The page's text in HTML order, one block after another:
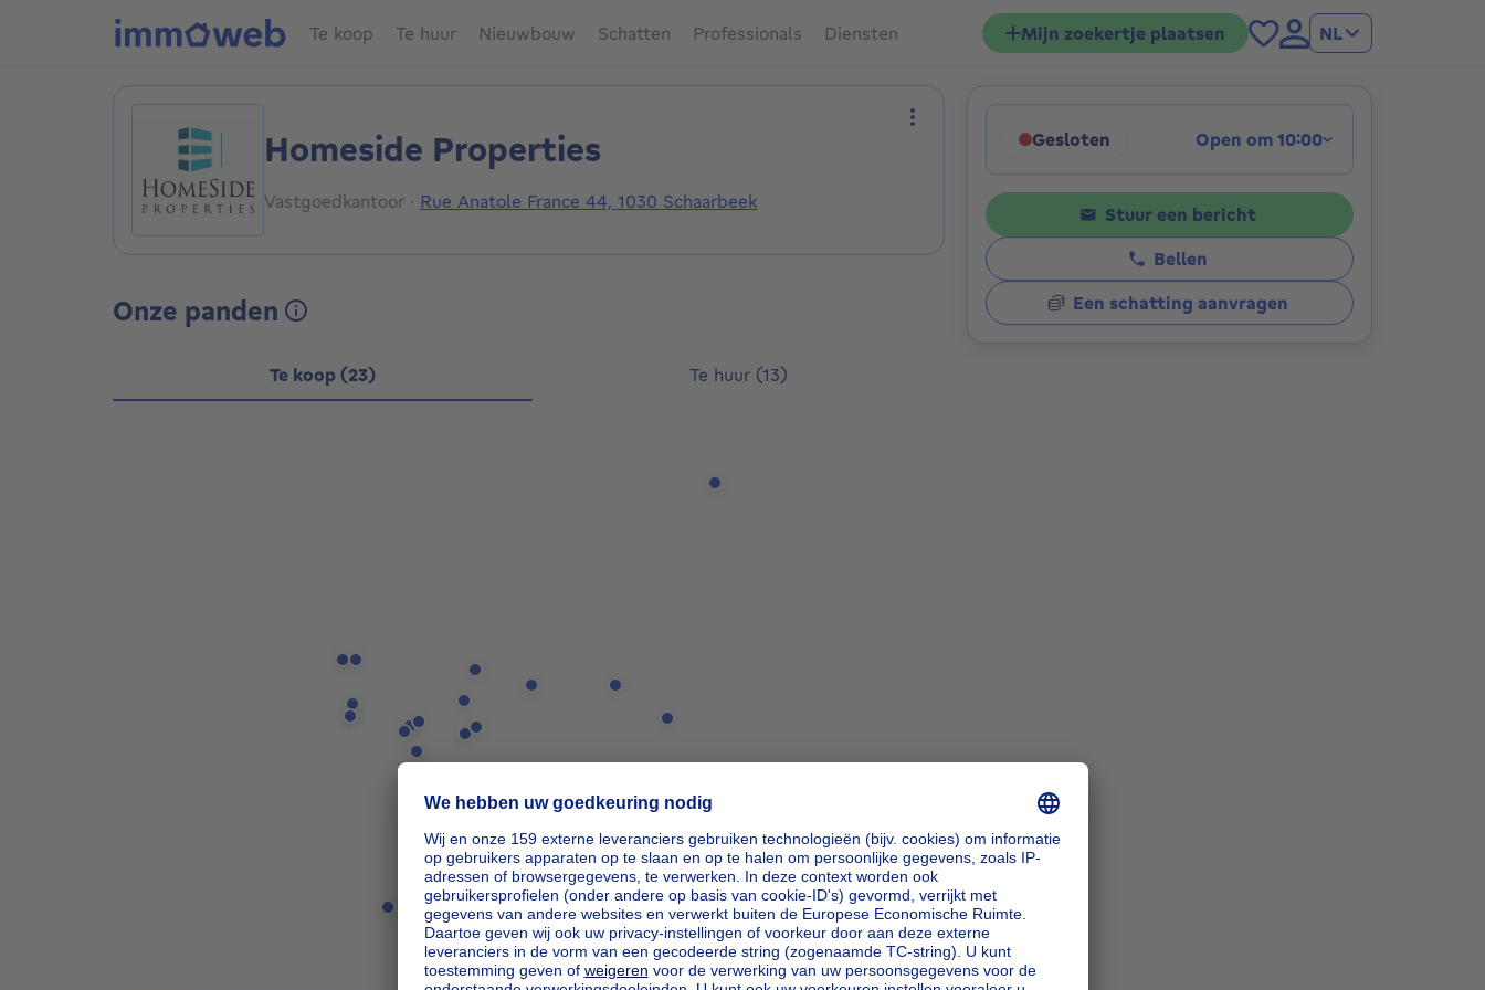
Te koop Te huur Nieuwbouw Schatten Professionals Diensten Mijn zoekertje plaatsen NL
Homeside Properties
Vastgoedkantoor · Rue Anatole France 44, 1030 Schaarbeek
Onze panden
Te koop (23) Te huur (13)
ipp_action_zoomIn
ipp_action_zoomOut
Gesloten Open om 10:00
Klik om de openingsuren weer te geven
Stuur een bericht
Bellen
Een schatting aanvragen